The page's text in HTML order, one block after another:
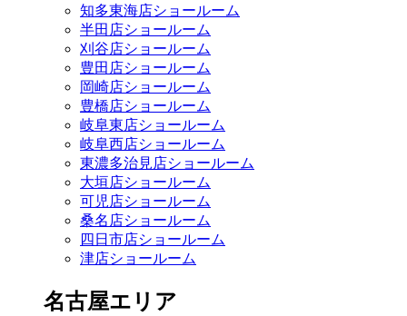
知多東海店ショールーム
半田店ショールーム
刈谷店ショールーム
豊田店ショールーム
岡崎店ショールーム
豊橋店ショールーム
岐阜東店ショールーム
岐阜西店ショールーム
東濃多治見店ショールーム
大垣店ショールーム
可児店ショールーム
桑名店ショールーム
四日市店ショールーム
津店ショールーム
名古屋エリア